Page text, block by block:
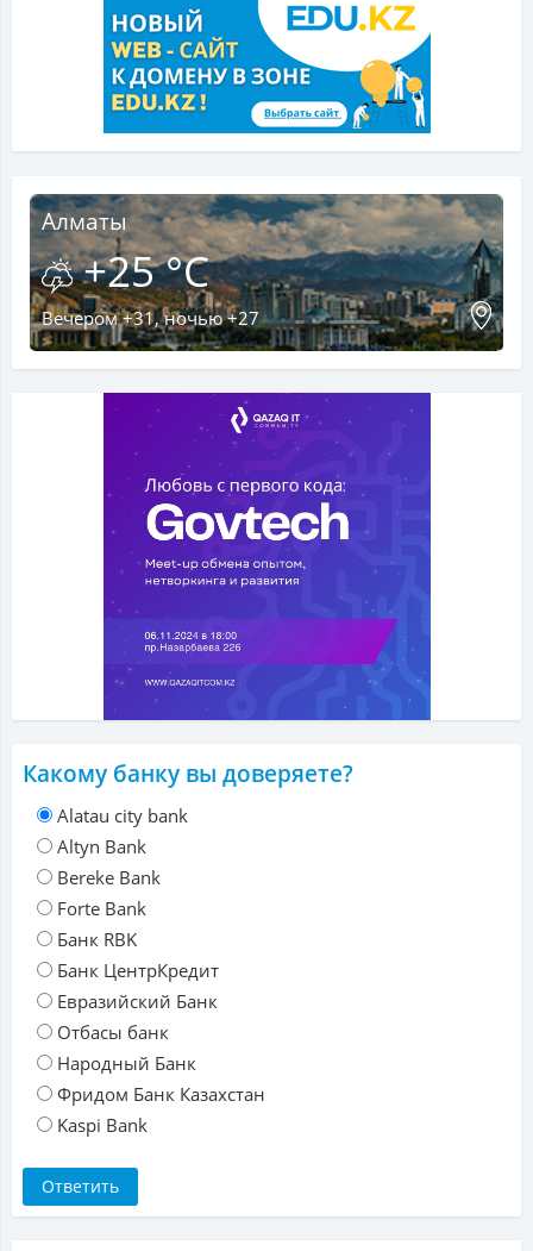
Алматы
+25 °C
Вечером +31, ночью +27
Какому банку вы доверяете?
Alatau city bank
Altyn Bank
Bereke Bank
Forte Bank
Банк RBK
Банк ЦентрКредит
Евразийский Банк
Отбасы банк
Народный Банк
Фридом Банк Казахстан
Kaspi Bank